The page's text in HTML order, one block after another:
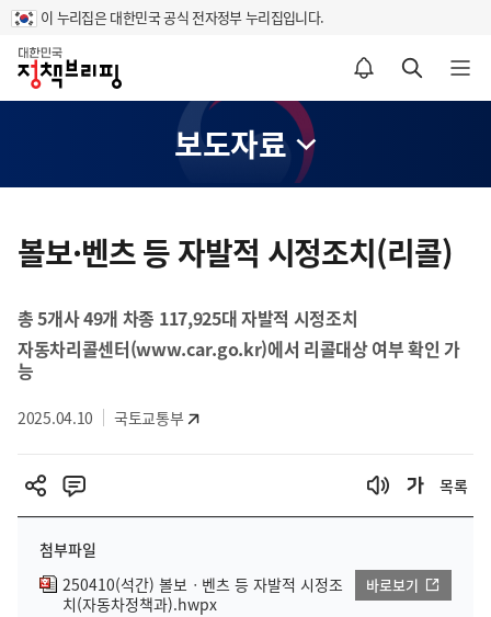
이 누리집은 대한민국 공식 전자정부 누리집입니다.
홈
알림설정 바로가기 검색 바로가기 메뉴 열기
보도자료
텐
츠
역
볼보·벤츠 등 자발적 시정조치(리콜)
총 5개사 49개 차종 117,925대 자발적 시정조치
자동차리콜센터(www.car.go.kr)에서 리콜대상 여부 확인 가
능
2025.04.10 국토교통부
목록
첨부파일
250410(석간) 볼보ㆍ벤츠 등 자발적 시정조
치(자동차정책과).hwpx
바로보기